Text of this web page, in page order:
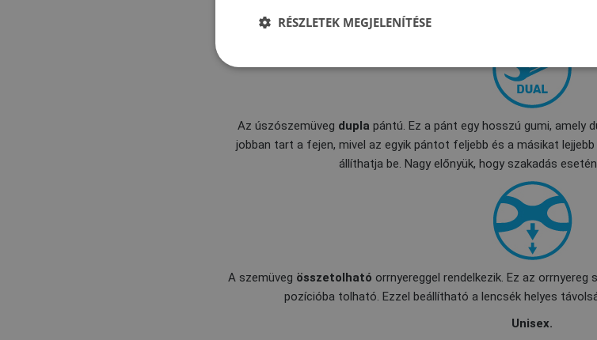
nem
Az úszószemüveg dupla pántú. Ez a pánt egy hosszú gumi, amely
jobban tart a fejen, mivel az egyik pántot feljebb és a másikat
állíthatja be. Nagy előnyük, hogy szakadás
A szemüveg összetolható orrnyereggel rendelkezik. Ez az
pozícióba tolható. Ezzel beállítható a lencsék helyes
Unisex.
RÉSZLETEK MEGJELENÍTÉSE